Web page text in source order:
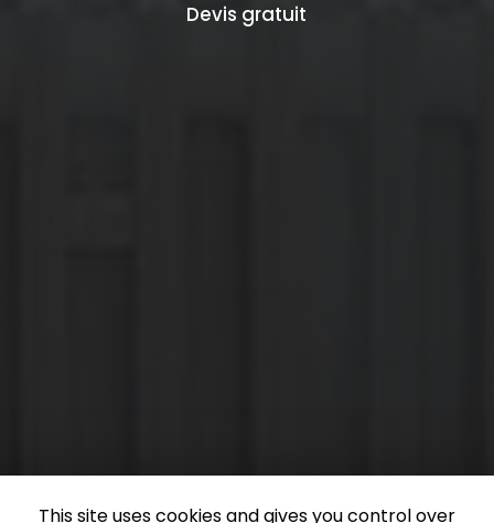
Devis gratuit
This site uses cookies and gives you control over